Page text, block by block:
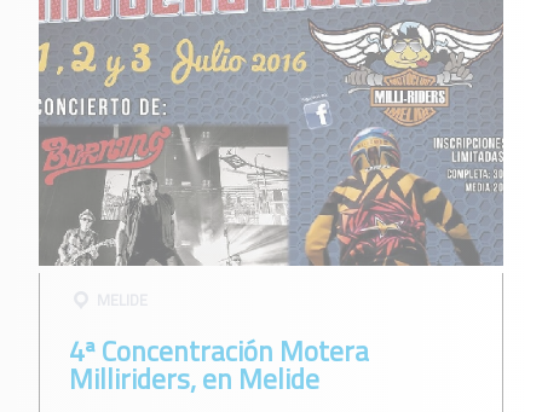
4ª Concentración Motera
Milliriders, en Melide